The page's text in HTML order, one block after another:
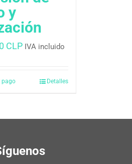
y
CLP IVA incluido
pago Detalles